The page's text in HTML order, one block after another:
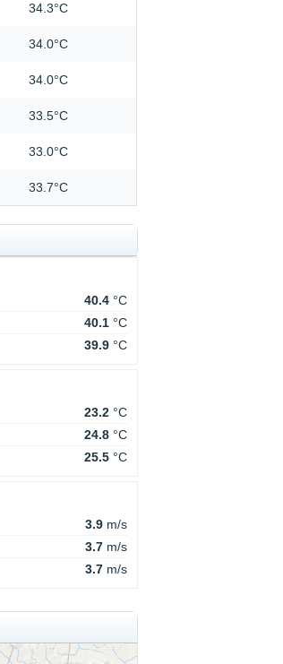
34.3°C
34.0°C
34.0°C
33.5°C
33.0°C
33.7°C
40.4 °C
40.1 °C
39.9 °C
23.2 °C
24.8 °C
25.5 °C
3.9 m/s
3.7 m/s
3.7 m/s